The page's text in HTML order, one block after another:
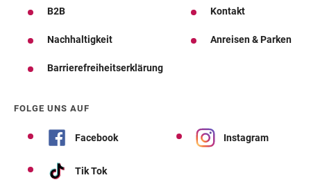
B2B Kontakt
Nachhaltigkeit Anreisen & Parken
Barrierefreiheitserklärung
FOLGE UNS AUF
Facebook Instagram
Tik Tok